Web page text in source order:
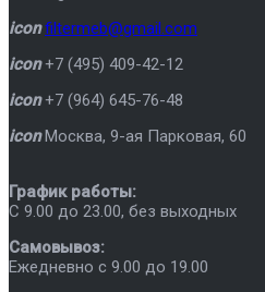
icon filtermeb@gmail.com
icon +7 (495) 409-42-12
icon +7 (964) 645-76-48
icon Москва, 9-ая Парковая, 60
График работы:
C 9.00 до 23.00, без выходных
Самовывоз:
Ежедневно с 9.00 до 19.00